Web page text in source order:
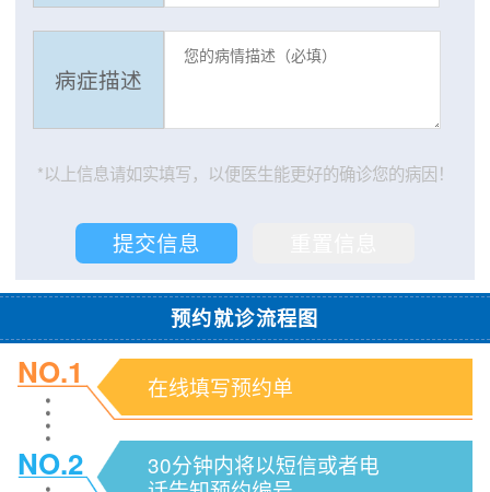
病症描述
*以上信息请如实填写，以便医生能更好的确诊您的病因！
预约就诊流程图
NO.1 在线填写预约单
NO.2
30分钟内将以短信或者电